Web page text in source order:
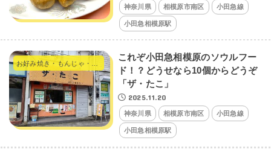
神奈川県 相模原市南区 小田急線
小田急相模原駅
これぞ小田急相模原のソウルフー
ド！？どうせなら10個からどうぞ
「ザ・たこ」
2025.11.20
神奈川県 相模原市南区 小田急線
小田急相模原駅